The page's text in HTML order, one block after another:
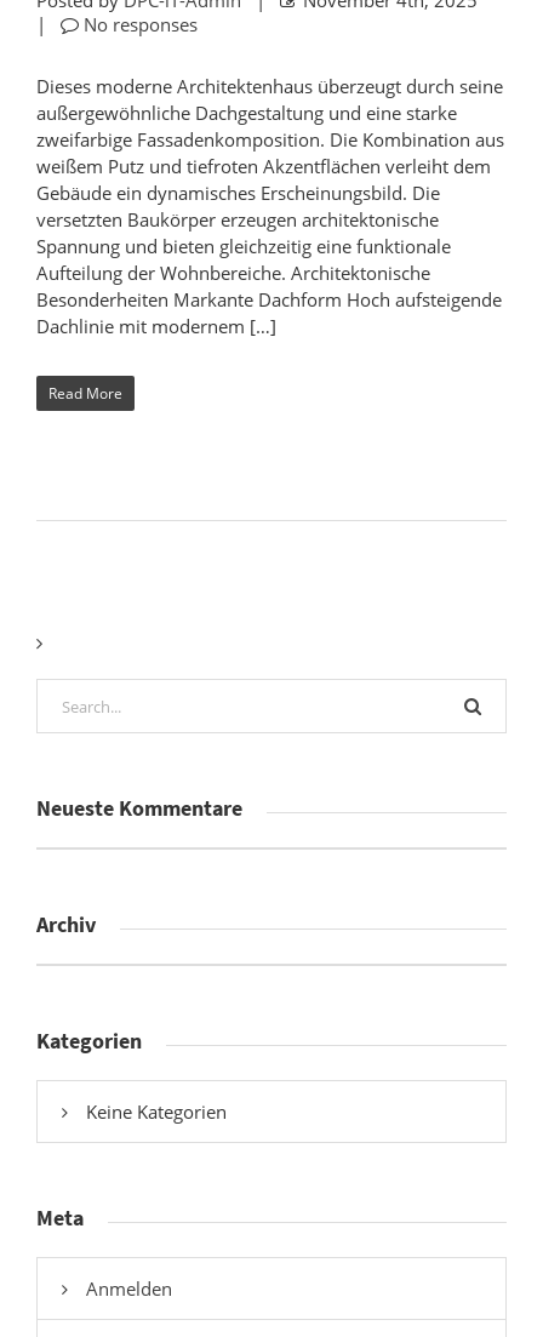
|
No responses
Dieses moderne Architektenhaus überzeugt durch seine
außergewöhnliche Dachgestaltung und eine starke
zweifarbige Fassadenkomposition. Die Kombination aus
weißem Putz und tiefroten Akzentflächen verleiht dem
Gebäude ein dynamisches Erscheinungsbild. Die
versetzten Baukörper erzeugen architektonische
Spannung und bieten gleichzeitig eine funktionale
Aufteilung der Wohnbereiche. Architektonische
Besonderheiten Markante Dachform Hoch aufsteigende
Dachlinie mit modernem […]
Read More
Neueste Kommentare
Archiv
Kategorien
Keine Kategorien
Meta
Anmelden